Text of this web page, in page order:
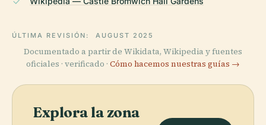
ÚLTIMA REVISIÓN: AUGUST 2025
Documentado a partir de Wikidata, Wikipedia y fuentes
oficiales · verificado · Cómo hacemos nuestras guías →
Explora la zona